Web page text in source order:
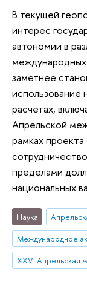
В текущей
интерес
автономии в
заметнее
использование
расчетах,
Апрельской
рамках
пределами
национальных
Наука